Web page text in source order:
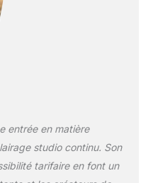
5700 K : les
de 84 cm
la puissance
quelle lampe de
Le kit est livré
de 24 W
à une
de 5700 K,
lumière de
douille E27 : les
entrée en matière
studio continu. Son
tarifaire en font un